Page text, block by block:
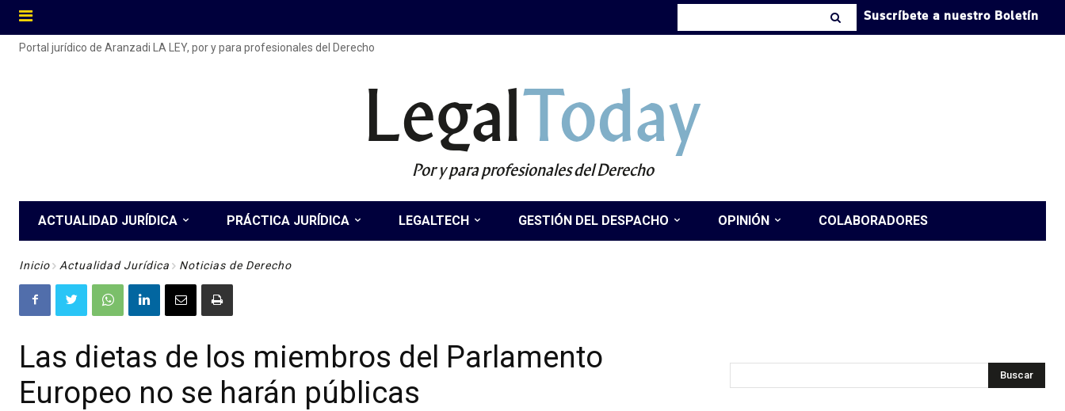
Suscríbete a nuestro Boletín
Portal jurídico de Aranzadi LA LEY, por y para profesionales del Derecho
LegalToday
Por y para profesionales del Derecho
ACTUALIDAD JURÍDICA PRÁCTICA JURÍDICA LEGALTECH GESTIÓN DEL DESPACHO OPINIÓN COLABORADORES
Inicio Actualidad Jurídica Noticias de Derecho
Las dietas de los miembros del Parlamento
Europeo no se harán públicas
Buscar